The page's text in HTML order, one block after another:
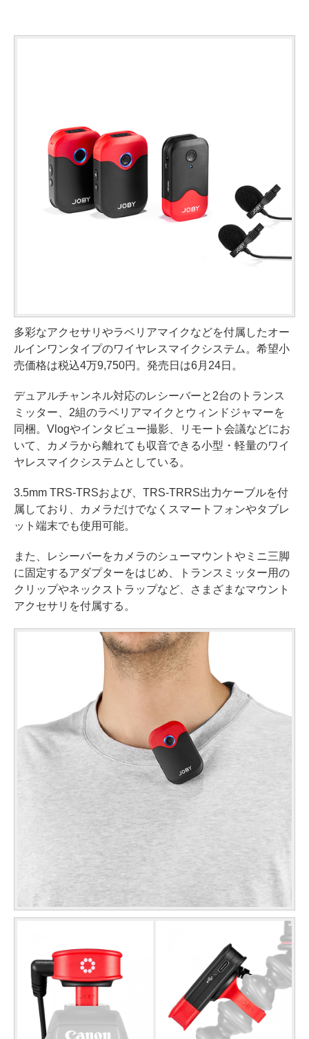
多彩なアクセサリやラベリアマイクなどを付属したオー
ルインワンタイプのワイヤレスマイクシステム。希望小
売価格は税込4万9,750円。発売日は6月24日。
デュアルチャンネル対応のレシーバーと2台のトランス
ミッター、2組のラベリアマイクとウィンドジャマーを
同梱。Vlogやインタビュー撮影、リモート会議などにお
いて、カメラから離れても収音できる小型・軽量のワイ
ヤレスマイクシステムとしている。
3.5mm TRS-TRSおよび、TRS-TRRS出力ケーブルを付
属しており、カメラだけでなくスマートフォンやタブレ
ット端末でも使用可能。
また、レシーバーをカメラのシューマウントやミニ三脚
に固定するアダプターをはじめ、トランスミッター用の
クリップやネックストラップなど、さまざまなマウント
アクセサリを付属する。